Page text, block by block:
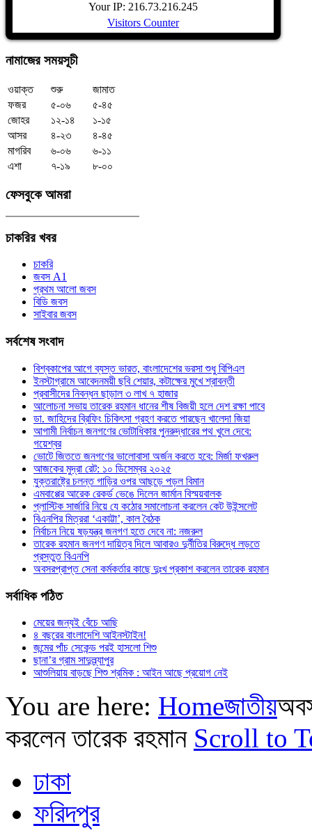
Your IP: 216.73.216.245
Visitors Counter
নামাজেরসময়সূচী
ওয়াক্ত শুরু
জামাত
ফজর
৫-০৬
৫-৪৫
জোহর
১২-১৪
১-১৫
আসর
৪-২৩
৪-৪৫
মাগরিব
৬-০৬
৬-১১
এশা
৭-১৯ ৮-০০
ফেসবুকেআমরা
চাকরিরখবর
চাকরি
জবস A1
প্রথম আলো জবস
বিডি জবস
সাইবার জবস
সর্বশেষসংবাদ
বিশ্বকাপের আগে ব্যস্ত ভারত, বাংলাদেশের ভরসা শুধু বিপিএল
ইনস্টাগ্রামে আবেদনময়ী ছবি শেয়ার, কটাক্ষের মুখে শ্রাবন্তী
প্রবাসীদের নিবন্ধন ছাড়াল ৩ লাখ ৭ হাজার
আলোচনা সভায় তারেক রহমান ধানের শীষ বিজয়ী হলে দেশ রক্ষা পাবে
ডা. জাহিদের ব্রিফিং চিকিৎসা গ্রহণ করতে পারছেন খালেদা জিয়া
আগামী নির্বাচন জনগণের ভোটাধিকার পুনরুদ্ধারের পথ খুলে দেবে:
গয়েশ্বর
ভোটে জিততে জনগণের ভালোবাসা অর্জন করতে হবে: মির্জা ফখরুল
আজকের মুদ্রা রেট: ১০ ডিসেম্বর ২০২৫
যুক্তরাষ্ট্রে চলন্ত গাড়ির ওপর আছড়ে পড়ল বিমান
এমবাপ্পের আরেক রেকর্ড ভেঙে দিলেন জার্মান বিস্ময়বালক
প্লাস্টিক সার্জারি নিয়ে যে কঠোর সমালোচনা করলেন কেট উইন্সলেট
বিএনপির মিত্ররা ‘একাট্টা’, কাল বৈঠক
নির্বাচন নিয়ে ষড়যন্ত্র জনগণ হতে দেবে না: নজরুল
তারেক রহমান জনগণ দায়িত্ব দিলে আবারও দুর্নীতির বিরুদ্ধে লড়তে
প্রস্তুত বিএনপি
অবসরপ্রাপ্ত সেনা কর্মকর্তার কাছে দুঃখ প্রকাশ করলেন তারেক রহমান
সর্বাধিকপঠিত
মেয়ের জন্যই বেঁচে আছি
৪ বছরের বাংলাদেশি আইনস্টাইন!
জন্মের পাঁচ সেকেন্ড পরই হাসলো শিশু
ছানা’র গ্রাম সাদুল্ল্যাপুর
আশুলিয়ায় বাড়ছে শিশু শ্রমিক : আইন আছে প্রয়োগ নেই
You are here: Homeজাতীয়
করলেন তারেক রহমান Scroll to
ঢাকা
ফরিদপুর